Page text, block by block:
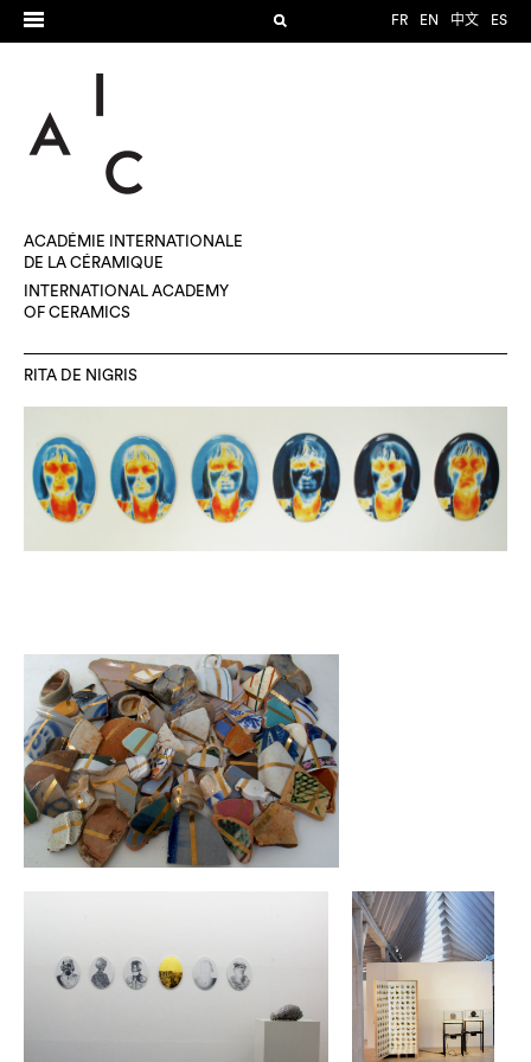
FR EN 中文 ES
ACADÉMIE INTERNATIONALE
DE LA CÉRAMIQUE
INTERNATIONAL ACADEMY
OF CERAMICS
RITA DE NIGRIS